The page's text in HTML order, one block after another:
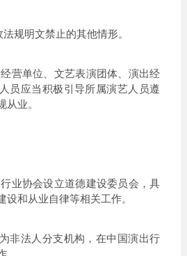
明文禁止的其他情形。
单位、文艺表演团体、演出经
员应当积极引导所属演艺人员遵
业。
协会设立道德建设委员会，具
设和从业自律等相关工作。
法人分支机构，在中国演出行